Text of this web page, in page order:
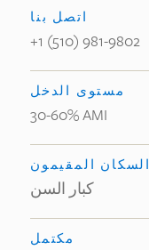
اتصل بنا
+1 (510) 981-9802
مستوى الدخل
30-60% AMI
السكان المقيمون
كبار السن
مكتمل